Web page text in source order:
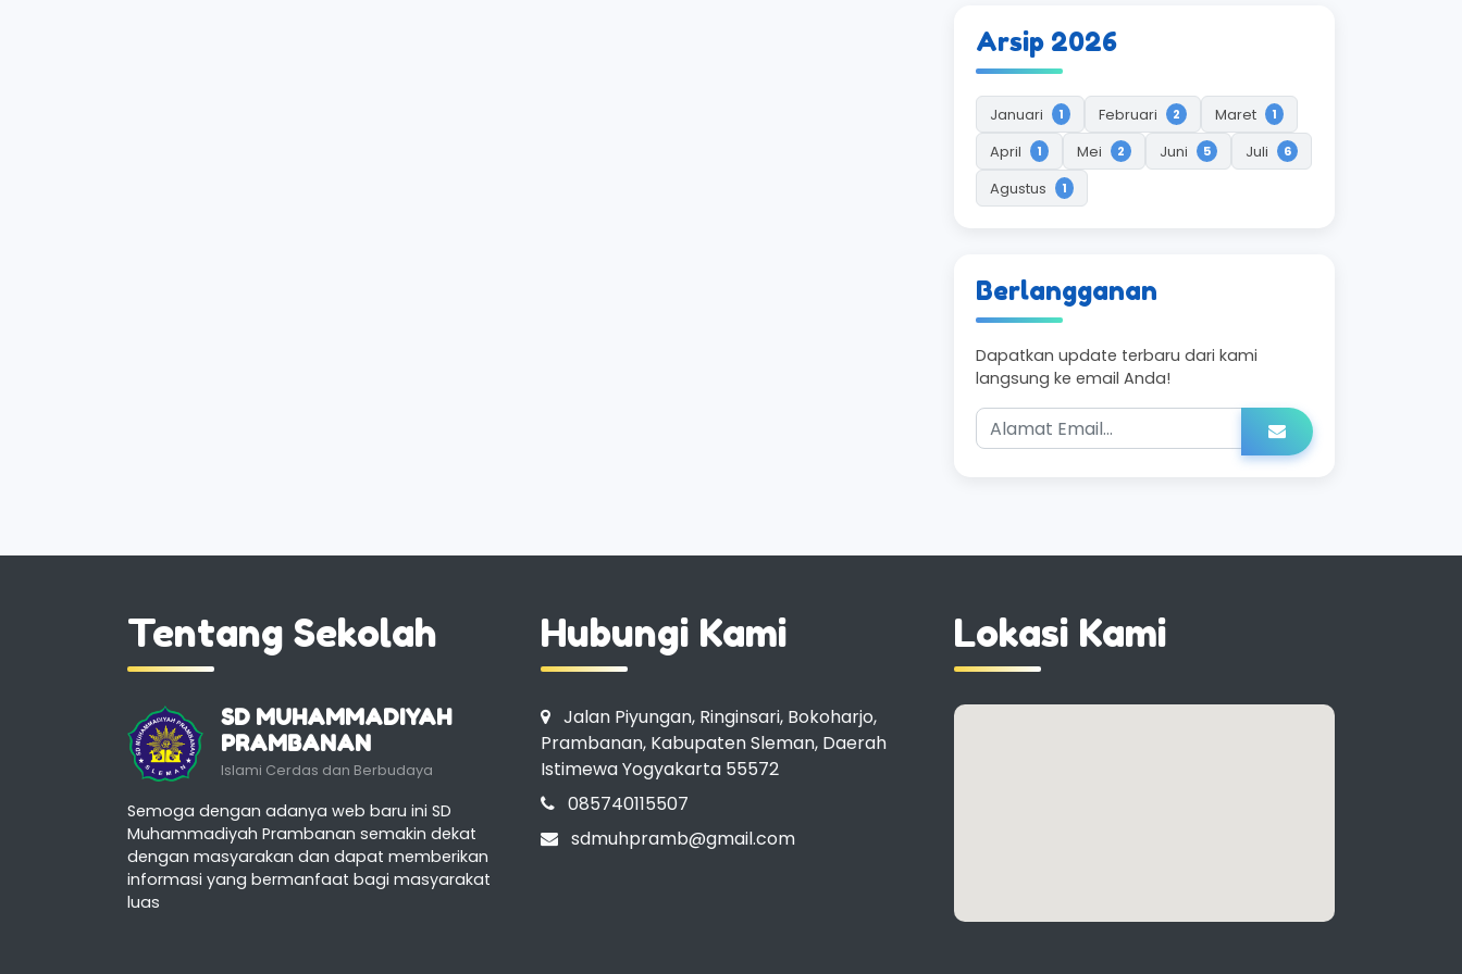
Arsip 2026
Januari 1 Februari 2 Maret 1
April 1 Mei 2 Juni 5 Juli 6
Agustus 1
Berlangganan
Dapatkan update terbaru dari kami
langsung ke email Anda!
Tentang Sekolah
SD MUHAMMADIYAH
PRAMBANAN
Islami Cerdas dan Berbudaya
Semoga dengan adanya web baru ini SD
Muhammadiyah Prambanan semakin dekat
dengan masyarakan dan dapat memberikan
informasi yang bermanfaat bagi masyarakat
luas
Hubungi Kami
Jalan Piyungan, Ringinsari, Bokoharjo,
Prambanan, Kabupaten Sleman, Daerah
Istimewa Yogyakarta 55572
085740115507
sdmuhpramb@gmail.com
Lokasi Kami